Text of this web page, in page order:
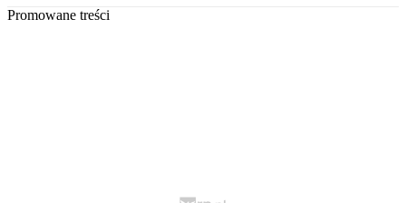
Promowane treści